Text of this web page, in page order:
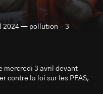
2024 — pollution - 3
mercredi 3 avril devant
contre la loi sur les PFAS,